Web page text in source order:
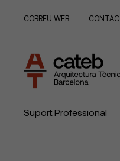
CORREU WEB
Suport Professional